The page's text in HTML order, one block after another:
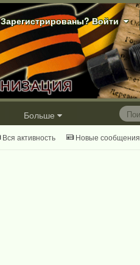
Зарегистрированы? Войти
Больше
Вся активность Новые сообщения